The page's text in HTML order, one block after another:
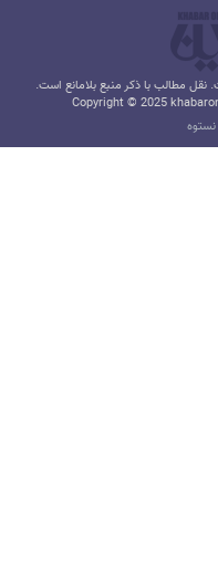
مطالب با ذکر منبع بلامانع است.
Copyright © 2025